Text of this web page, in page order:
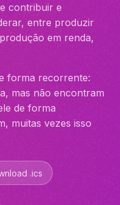
contribuir e
entre produzir
em renda,
forma recorrente:
mas não encontram
de forma
muitas vezes isso
.ics